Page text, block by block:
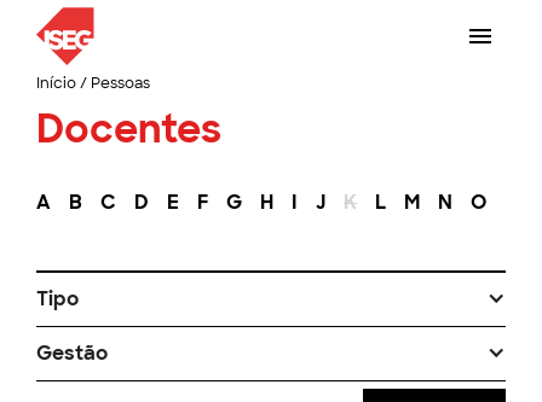
Início/ Pessoas
Docentes
A B C D E F G H I J K L M N O
Tipo
Gestão